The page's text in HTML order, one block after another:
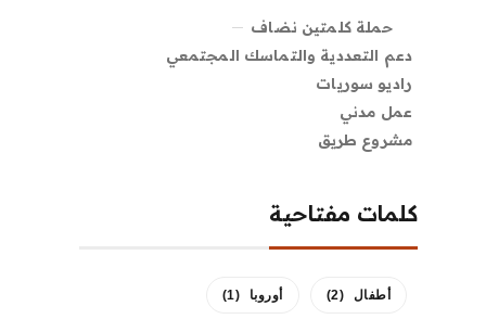
حملة كلمتين نضاف
دعم التعددية والتماسك المجتمعي
راديو سوريات
عمل مدني
مشروع طريق
كلمات مفتاحية
أطفال (2) أوروبا (1)